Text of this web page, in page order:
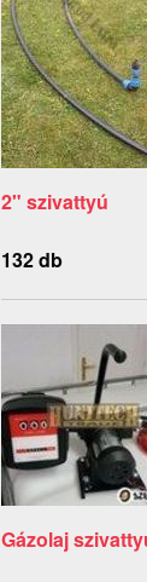
2" szivattyú
132 db
Gázolaj